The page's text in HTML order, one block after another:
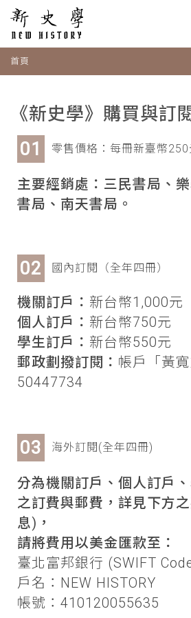
首頁
《新史學》購買與訂
零售價格：每冊新臺幣250
主要經銷處：三民書局、
書局、南天書局。
國內訂閱（全年四冊）
機關訂戶： 新台幣1,000元
個人訂戶： 新台幣750元
學生訂戶： 新台幣550元
郵政劃撥訂閱： 帳戶「黃
50447734
海外訂閱(全年四冊)
分為機關訂戶、個人訂戶
之訂費與郵費，詳見下方
息)，
請將費用以美金匯款至：
臺北富邦銀行 (SWIFT
戶名：NEW HISTORY
帳號：410120055635